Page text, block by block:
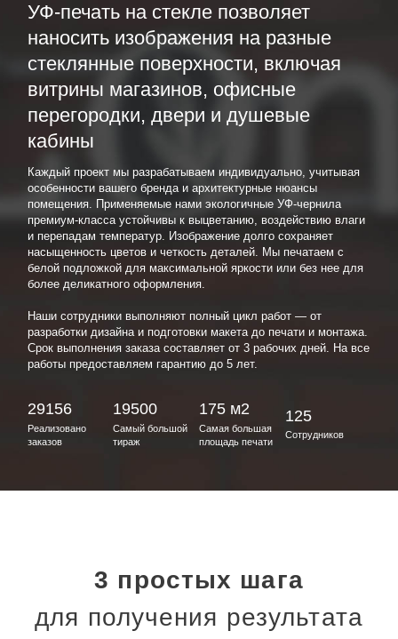
УФ-печать на стекле позволяет
наносить изображения на разные
стеклянные поверхности, включая
витрины магазинов, офисные
перегородки, двери и душевые
кабины
Каждый проект мы разрабатываем индивидуально, учитывая
особенности вашего бренда и архитектурные нюансы
помещения. Применяемые нами экологичные УФ-чернила
премиум-класса устойчивы к выцветанию, воздействию влаги
и перепадам температур. Изображение долго сохраняет
насыщенность цветов и четкость деталей. Мы печатаем с
белой подложкой для максимальной яркости или без нее для
более деликатного оформления.
Наши сотрудники выполняют полный цикл работ — от
разработки дизайна и подготовки макета до печати и монтажа.
Срок выполнения заказа составляет от 3 рабочих дней. На все
работы предоставляем гарантию до 5 лет.
29156
Реализовано
заказов
19500
Самый большой
тираж
175 м2
Самая большая
площадь печати
125
Сотрудников
3 простых шага
для получения результата